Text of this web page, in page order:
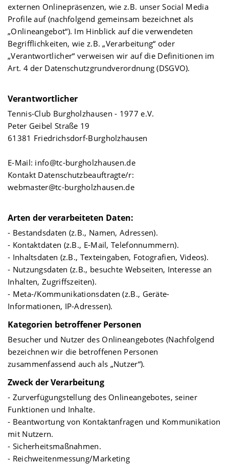
externen Onlinepräsenzen, wie z.B. unser Social Media
Profile auf (nachfolgend gemeinsam bezeichnet als
„Onlineangebot“). Im Hinblick auf die verwendeten
Begrifflichkeiten, wie z.B. „Verarbeitung“ oder
„Verantwortlicher“ verweisen wir auf die Definitionen im
Art. 4 der Datenschutzgrundverordnung (DSGVO).
Verantwortlicher
Tennis-Club Burgholzhausen - 1977 e.V.
Peter Geibel Straße 19
61381 Friedrichsdorf-Burgholzhausen
E-Mail: info@tc-burgholzhausen.de
Kontakt Datenschutzbeauftragte/r:
webmaster@tc-burgholzhausen.de
Arten der verarbeiteten Daten:
- Bestandsdaten (z.B., Namen, Adressen).
- Kontaktdaten (z.B., E-Mail, Telefonnummern).
- Inhaltsdaten (z.B., Texteingaben, Fotografien, Videos).
- Nutzungsdaten (z.B., besuchte Webseiten, Interesse an
Inhalten, Zugriffszeiten).
- Meta-/Kommunikationsdaten (z.B., Geräte-
Informationen, IP-Adressen).
Kategorien betroffener Personen
Besucher und Nutzer des Onlineangebotes (Nachfolgend
bezeichnen wir die betroffenen Personen
zusammenfassend auch als „Nutzer“).
Zweck der Verarbeitung
- Zurverfügungstellung des Onlineangebotes, seiner
Funktionen und Inhalte.
- Beantwortung von Kontaktanfragen und Kommunikation
mit Nutzern.
- Sicherheitsmaßnahmen.
- Reichweitenmessung/Marketing